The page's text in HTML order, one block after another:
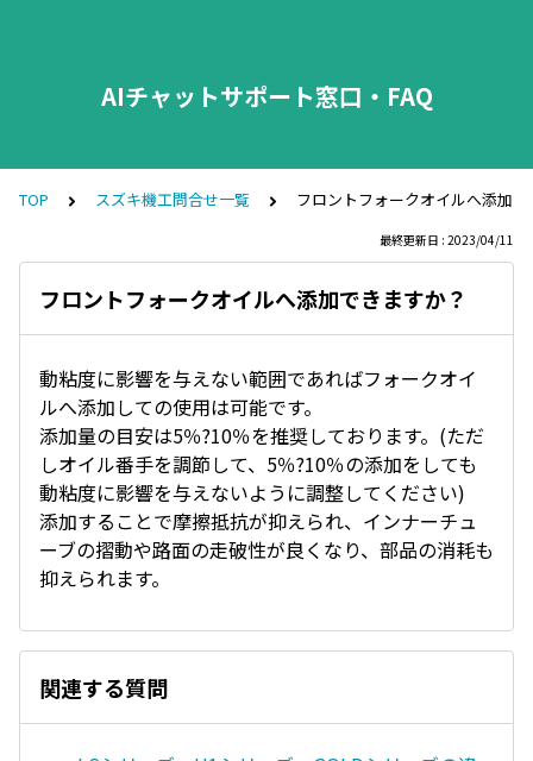
AIチャットサポート窓口・FAQ
TOP スズキ機工問合せ一覧 フロントフォークオイルへ添加
最終更新日 : 2023/04/11
フロントフォークオイルへ添加できますか？
動粘度に影響を与えない範囲であればフォークオイ
ルへ添加しての使用は可能です。
添加量の目安は5％?10％を推奨しております。(ただ
しオイル番手を調節して、5％?10％の添加をしても
動粘度に影響を与えないように調整してください)
添加することで摩擦抵抗が抑えられ、インナーチュ
ーブの摺動や路面の走破性が良くなり、部品の消耗も
抑えられます。
関連する質問